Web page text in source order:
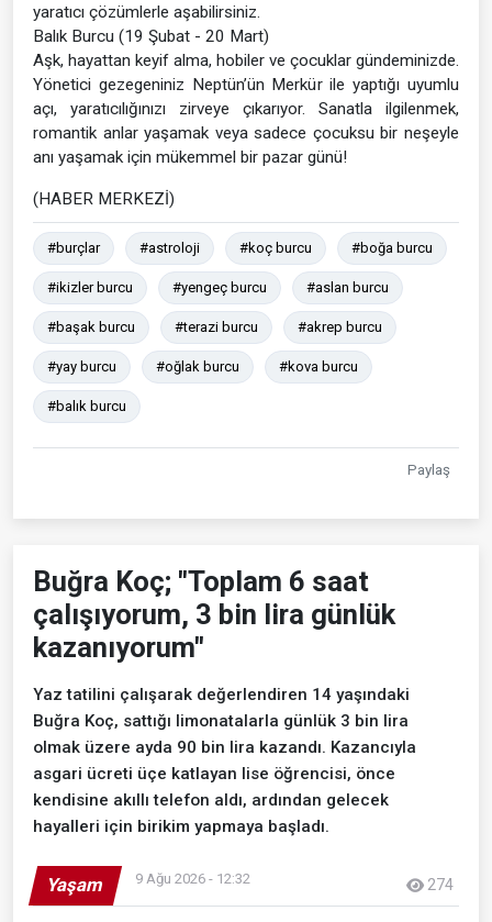
yaratıcı çözümlerle aşabilirsiniz.
Balık Burcu (19 Şubat - 20 Mart)
Aşk, hayattan keyif alma, hobiler ve çocuklar gündeminizde.
Yönetici gezegeniniz Neptün’ün Merkür ile yaptığı uyumlu
açı, yaratıcılığınızı zirveye çıkarıyor. Sanatla ilgilenmek,
romantik anlar yaşamak veya sadece çocuksu bir neşeyle
anı yaşamak için mükemmel bir pazar günü!
(HABER MERKEZİ)
#burçlar #astroloji #koç burcu #boğa burcu
#ikizler burcu #yengeç burcu #aslan burcu
#başak burcu #terazi burcu #akrep burcu
#yay burcu #oğlak burcu #kova burcu
#balık burcu
Paylaş
Buğra Koç; "Toplam 6 saat
çalışıyorum, 3 bin lira günlük
kazanıyorum"
Yaz tatilini çalışarak değerlendiren 14 yaşındaki
Buğra Koç, sattığı limonatalarla günlük 3 bin lira
olmak üzere ayda 90 bin lira kazandı. Kazancıyla
asgari ücreti üçe katlayan lise öğrencisi, önce
kendisine akıllı telefon aldı, ardından gelecek
hayalleri için birikim yapmaya başladı.
Yaşam 9 Ağu 2026 - 12:32 274